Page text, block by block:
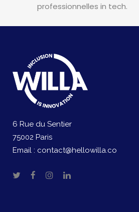
professionnelles in tech.
6 Rue du Sentier
75002 Paris
Email : contact@hellowilla.co